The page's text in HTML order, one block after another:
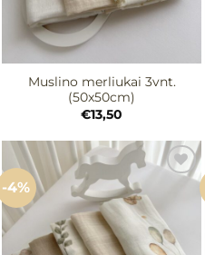
Muslino merliukai 3vnt.
(50x50cm)
€13,50
-4%
Mėgstamiausias